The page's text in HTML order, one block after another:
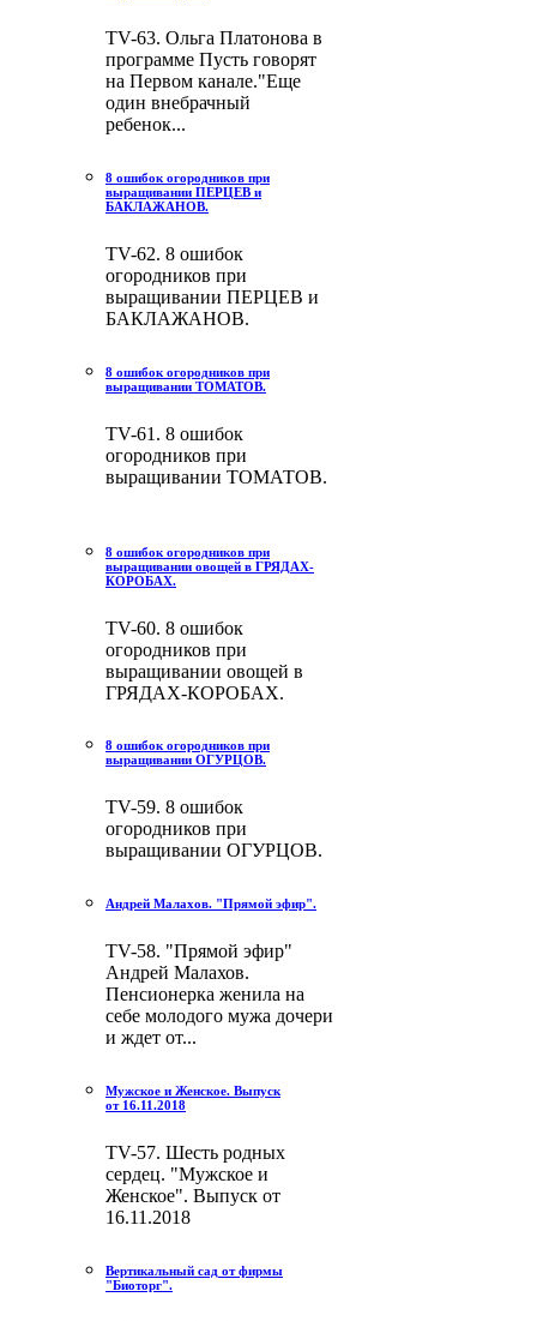
TV-63. Ольга Платонова в
программе Пусть говорят
на Первом канале."Еще
один внебрачный
ребенок...
8 ошибок огородников при
выращивании ПЕРЦЕВ и
БАКЛАЖАНОВ.
TV-62. 8 ошибок
огородников при
выращивании ПЕРЦЕВ и
БАКЛАЖАНОВ.
8 ошибок огородников при
выращивании ТОМАТОВ.
TV-61. 8 ошибок
огородников при
выращивании ТОМАТОВ.
8 ошибок огородников при
выращивании овощей в ГРЯДАХ-
КОРОБАХ.
TV-60. 8 ошибок
огородников при
выращивании овощей в
ГРЯДАХ-КОРОБАХ.
8 ошибок огородников при
выращивании ОГУРЦОВ.
TV-59. 8 ошибок
огородников при
выращивании ОГУРЦОВ.
Андрей Малахов. "Прямой эфир".
TV-58. "Прямой эфир"
Андрей Малахов.
Пенсионерка женила на
себе молодого мужа дочери
и ждет от...
Мужское и Женское. Выпуск
от 16.11.2018
TV-57. Шесть родных
сердец. "Мужское и
Женское". Выпуск от
16.11.2018
Вертикальный сад от фирмы
"Биоторг".